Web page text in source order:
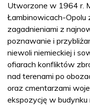
Utworzone w 1964 r.
Łambinowicach-Opolu
zagadnieniami z
poznawanie i
niewoli niemieckiej i
ofiarach konfliktów
nad terenami po
oraz cmentarzami
ekspozycję w budynku